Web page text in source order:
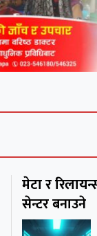
मेटा र
सेन्टर बनाउने